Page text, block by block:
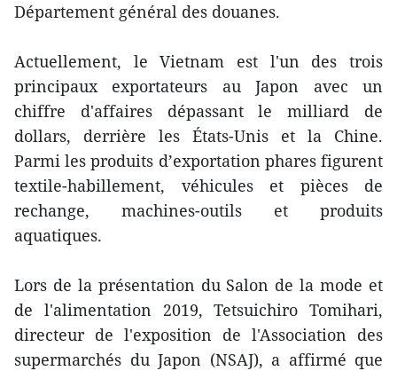
Département général des douanes.
Actuellement, le Vietnam est l'un des trois
principaux exportateurs au Japon avec un
chiffre d'affaires dépassant le milliard de
dollars, derrière les États-Unis et la Chine.
Parmi les produits d’exportation phares figurent
textile-habillement, véhicules et pièces de
rechange, machines-outils et produits
aquatiques.
Lors de la présentation du Salon de la mode et
de l'alimentation 2019, Tetsuichiro Tomihari,
directeur de l'exposition de l'Association des
supermarchés du Japon (NSAJ), a affirmé que